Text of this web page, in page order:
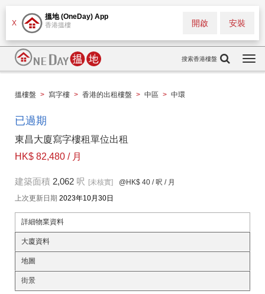
X
搵地 (OneDay) App
香港搵樓 安裝
開啟
搜索香港樓盤
搵樓盤 > 寫字樓 > 香港的出租樓盤 > 中區 > 中環
已過期
東昌大廈寫字樓租單位出租
HK$ 82,480 / 月
建築面積 2,062 呎 [未核實] @HK$ 40 / 呎 / 月
上次更新日期 2023年10月30日
詳細物業資料
大廈資料
地圖
街景